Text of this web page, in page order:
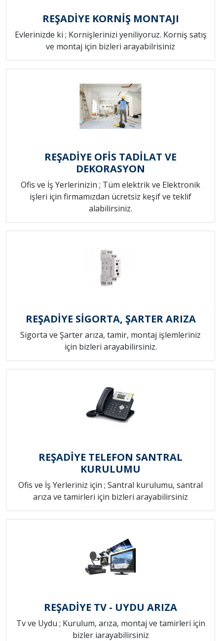
REŞADİYE KORNİŞ MONTAJI
Evlerinizde ki ; Kornişlerinizi yeniliyoruz. Korniş satış
ve montaj için bizleri arayabilrisiniz
REŞADİYE OFİS TADİLAT VE
DEKORASYON
Ofis ve İş Yerlerinizin ; Tüm elektrik ve Elektronik
işleri için firmamızdan ücretsiz keşif ve teklif
alabilirsiniz.
REŞADİYE SİGORTA, ŞARTER ARIZA
Sigorta ve Şarter arıza, tamir, montaj işlemleriniz
için bizleri arayabilirsiniz.
REŞADİYE TELEFON SANTRAL
KURULUMU
Ofis ve İş Yerleriniz için ; Santral kurulumu, santral
arıza ve tamirleri için bizleri arayabilirsiniz
REŞADİYE TV - UYDU ARIZA
Tv ve Uydu ; Kurulum, arıza, montaj ve tamirleri için
bizler iarayabilirsiniz